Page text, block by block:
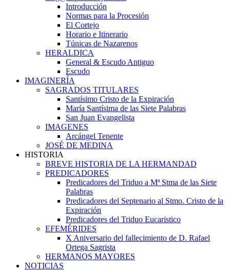
Introducción
Normas para la Procesión
El Cortejo
Horario e Itinerario
Túnicas de Nazarenos
HERALDICA
General & Escudo Antiguo
Escudo
IMAGINERÍA
SAGRADOS TITULARES
Santísimo Cristo de la Expiración
María Santísima de las Siete Palabras
San Juan Evangelista
IMAGENES
Arcángel Tenente
JOSÉ DE MEDINA
HISTORIA
BREVE HISTORIA DE LA HERMANDAD
PREDICADORES
Predicadores del Triduo a Mª Stma de las Siete
Palabras
Predicadores del Septenario al Stmo. Cristo de la
Expiración
Predicadores del Triduo Eucaristico
EFEMÉRIDES
X Aniversario del fallecimiento de D. Rafael
Ortega Sagrista
HERMANOS MAYORES
NOTICIAS